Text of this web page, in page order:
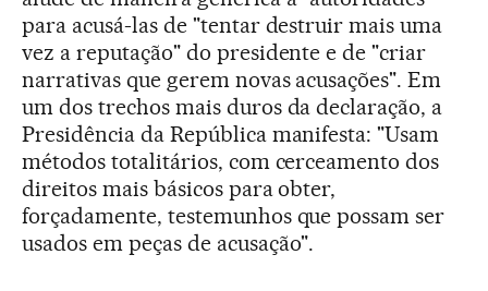
para acusá-las de "tentar destruir mais uma
vez a reputação" do presidente e de "criar
narrativas que gerem novas acusações". Em
um dos trechos mais duros da declaração, a
Presidência da República manifesta: "Usam
métodos totalitários, com cerceamento dos
direitos mais básicos para obter,
forçadamente, testemunhos que possam ser
usados em peças de acusação".